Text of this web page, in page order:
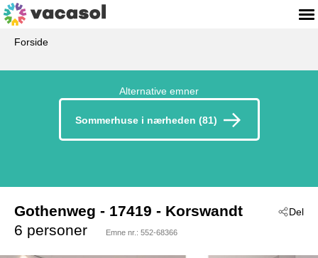
Forside
Alternative emner
Sommerhuse i nærheden (81)
Del
Gothenweg - 17419 - Korswandt
6 personer
Emne nr.: 552-68366